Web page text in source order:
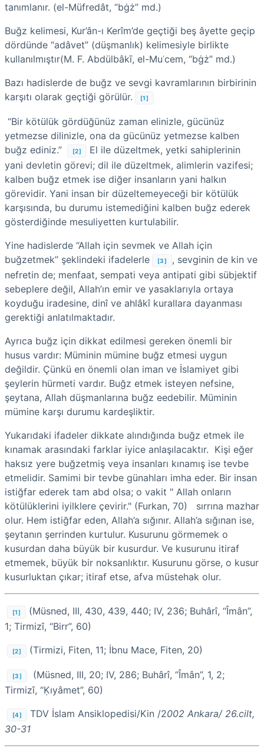
tanımlanır. (el-Müfredât, “bġż” md.)
Buğz kelimesi, Kur’ân-ı Kerîm’de geçtiği beş âyette geçip
dördünde “adâvet” (düşmanlık) kelimesiyle birlikte
kullanılmıştır(M. F. Abdülbâkī, el-Muʿcem, “bġż” md.)
Bazı hadislerde de buğz ve sevgi kavramlarının birbirinin
karşıtı olarak geçtiği görülür.
[1]
“Bir kötülük gördüğünüz zaman elinizle, gücünüz
yetmezse dilinizle, ona da gücünüz yetmezse kalben
buğz ediniz.”
[2]
El ile düzeltmek, yetki sahiplerinin
yani devletin görevi; dil ile düzeltmek, alimlerin vazifesi;
kalben buğz etmek ise diğer insanların yani halkın
görevidir. Yani insan bir düzeltemeyeceği bir kötülük
karşısında, bu durumu istemediğini kalben buğz ederek
gösterdiğinde mesuliyetten kurtulabilir.
Yine hadislerde “Allah için sevmek ve Allah için
buğzetmek” şeklindeki ifadelerle
[3]
, sevginin de kin ve
nefretin de; menfaat, sempati veya antipati gibi sübjektif
sebeplere değil, Allah’ın emir ve yasaklarıyla ortaya
koyduğu iradesine, dinî ve ahlâkî kurallara dayanması
gerektiği anlatılmaktadır.
Ayrıca buğz için dikkat edilmesi gereken önemli bir
husus vardır: Müminin mümine buğz etmesi uygun
değildir. Çünkü en önemli olan iman ve İslamiyet gibi
şeylerin hürmeti vardır. Buğz etmek isteyen nefsine,
şeytana, Allah düşmanlarına buğz eedebilir. Müminin
mümine karşı durumu kardeşliktir.
Yukarıdaki ifadeler dikkate alındığında buğz etmek ile
kınamak arasındaki farklar iyice anlaşılacaktır. Kişi eğer
haksız yere buğzetmiş veya insanları kınamış ise tevbe
etmelidir. Samimi bir tevbe günahları imha eder. Bir insan
istiğfar ederek tam abd olsa; o vakit " Allah onların
kötülüklerini iyilklere çevirir." (Furkan, 70) sırrına mazhar
olur. Hem istiğfar eden, Allah’a sığınır. Allah’a sığınan ise,
şeytanın şerrinden kurtulur. Kusurunu görmemek o
kusurdan daha büyük bir kusurdur. Ve kusurunu itiraf
etmemek, büyük bir noksanlıktır. Kusurunu görse, o kusur
kusurluktan çıkar; itiraf etse, afva müstehak olur.
[1]
(Müsned, III, 430, 439, 440; IV, 236; Buhârî, “Îmân”,
1; Tirmizî, “Birr”, 60)
[2] (Tirmizi, Fiten, 11; İbnu Mace, Fiten, 20)
[3]
(Müsned, III, 20; IV, 286; Buhârî, “Îmân”, 1, 2;
Tirmizî, “Ḳıyâmet”, 60)
[4] TDV İslam Ansiklopedisi/Kin /2002 Ankara/ 26.cilt,
30-31